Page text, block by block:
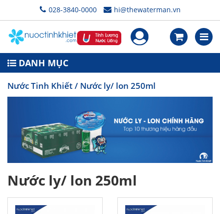
028-3840-0000 hi@thewaterman.vn
DANH MỤC
Nước Tinh Khiết/ Nước ly/ lon 250ml
Nước ly/ lon 250ml